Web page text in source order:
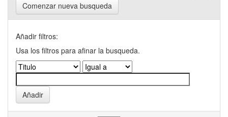
Comenzar nueva busqueda
Añadir filtros:
Usa los filtros para afinar la busqueda.